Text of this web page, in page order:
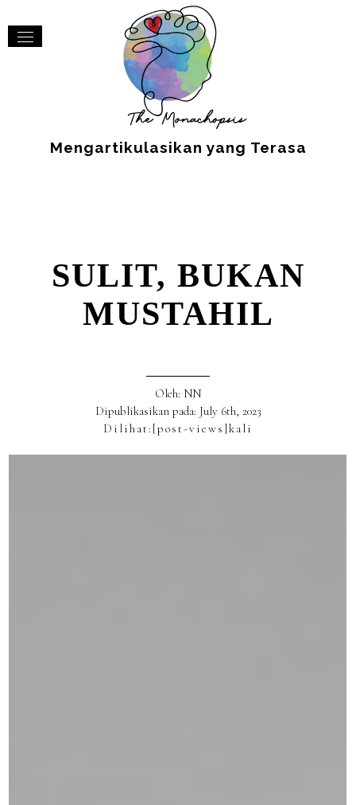
Mengartikulasikan yang Terasa
SULIT, BUKAN
MUSTAHIL
Oleh: NN
Dipublikasikan pada: July 6th, 2023
Dilihat: [post-views]kali